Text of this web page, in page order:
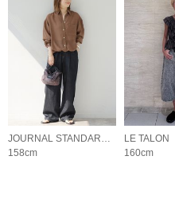
JOURNAL STANDARD relume LADYS
158cm
LE TALON
160cm